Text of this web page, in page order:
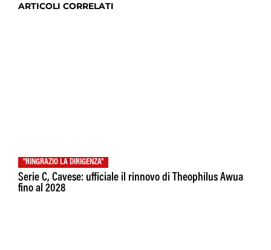
ARTICOLI CORRELATI
"RINGRAZIO LA DIRIGENZA"
Serie C, Cavese: ufficiale il rinnovo di Theophilus Awua
fino al 2028